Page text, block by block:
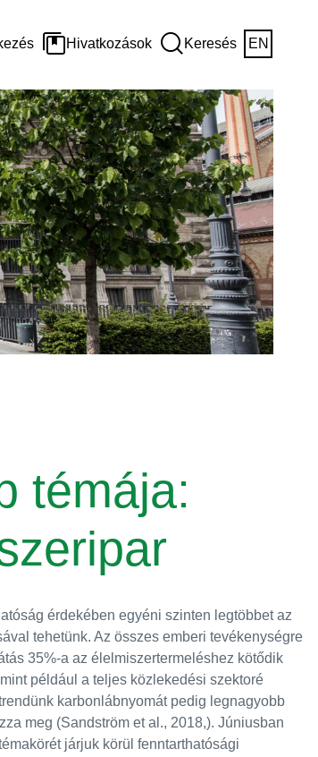
Hivatkozások Keresés EN
témája:
érdekében egyéni szinten legtöbbet az
tehetünk. Az összes emberi tevékenységre
35%-a az élelmiszertermeléshez kötődik
például a teljes közlekedési szektoré
karbonlábnyomát pedig legnagyobb
meg (Sandström et al., 2018,). Júniusban
járjuk körül fenntarthatósági